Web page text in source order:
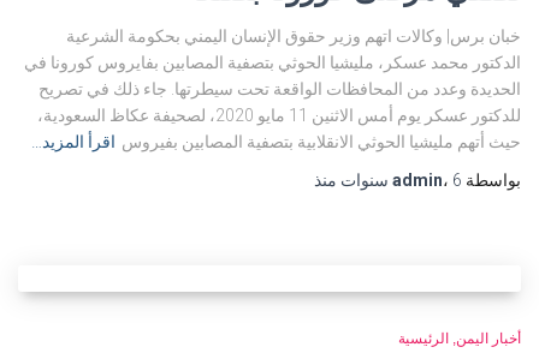
خبان برس| وكالات اتهم وزير حقوق الإنسان اليمني بحكومة الشرعية
الدكتور محمد عسكر، مليشيا الحوثي بتصفية المصابين بفايروس كورونا في
الحديدة وعدد من المحافظات الواقعة تحت سيطرتها. جاء ذلك في تصريح
للدكتور عسكر يوم أمس الاثنين 11 مايو 2020، لصحيفة عكاظ السعودية،
حيث أتهم مليشيا الحوثي الانقلابية بتصفية المصابين بفيروس اقرأ المزيد…
بواسطة
admin، 6 سنوات منذ
أخبار اليمن الرئيسية